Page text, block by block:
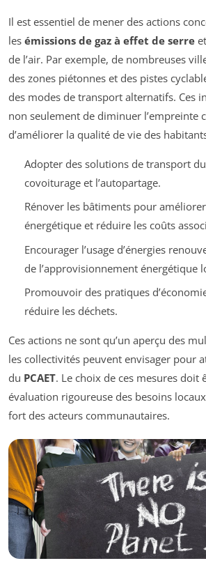
Il est essentiel de mener des actions
les émissions de gaz à effet de serre
de l’air. Par exemple, de nombreuses
des zones piétonnes et des pistes
des modes de transport alternatifs. Ces
non seulement de diminuer l’empreinte
d’améliorer la qualité de vie des
Adopter des solutions de transport
covoiturage et l’autopartage.
Rénover les bâtiments pour
énergétique et réduire les coûts
Encourager l’usage d’énergies
de l’approvisionnement énergétique
Promouvoir des pratiques
réduire les déchets.
Ces actions ne sont qu’un aperçu des
les collectivités peuvent envisager pour
du PCAET. Le choix de ces mesures doit
évaluation rigoureuse des besoins
fort des acteurs communautaires.